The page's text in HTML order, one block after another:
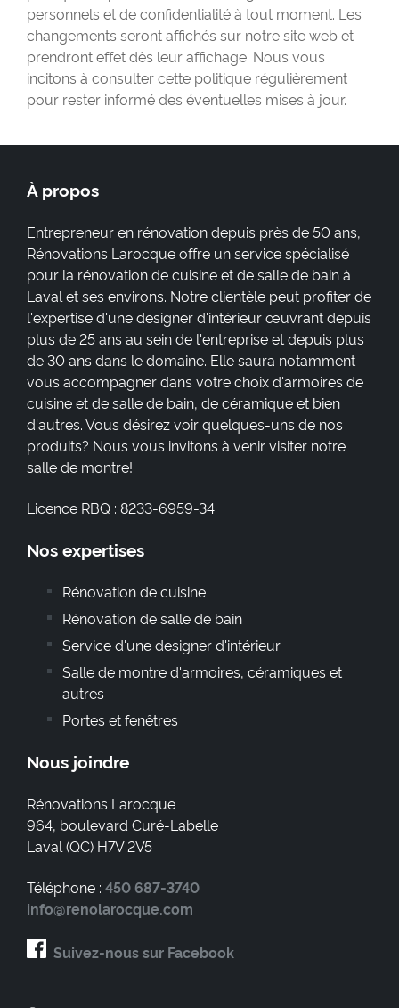
personnels et de confidentialité à tout moment. Les
changements seront affichés sur notre site web et
prendront effet dès leur affichage. Nous vous
incitons à consulter cette politique régulièrement
pour rester informé des éventuelles mises à jour.
À propos
Entrepreneur en rénovation depuis près de 50 ans,
Rénovations Larocque offre un service spécialisé
pour la rénovation de cuisine et de salle de bain à
Laval et ses environs. Notre clientèle peut profiter de
l'expertise d'une designer d'intérieur œuvrant depuis
plus de 25 ans au sein de l'entreprise et depuis plus
de 30 ans dans le domaine. Elle saura notamment
vous accompagner dans votre choix d'armoires de
cuisine et de salle de bain, de céramique et bien
d'autres. Vous désirez voir quelques-uns de nos
produits? Nous vous invitons à venir visiter notre
salle de montre!
Licence RBQ : 8233-6959-34
Nos expertises
Rénovation de cuisine
Rénovation de salle de bain
Service d'une designer d'intérieur
Salle de montre d'armoires, céramiques et
autres
Portes et fenêtres
Nous joindre
Rénovations Larocque
964, boulevard Curé-Labelle
Laval (QC) H7V 2V5
Téléphone : 450 687-3740
info@renolarocque.com
Suivez-nous sur Facebook